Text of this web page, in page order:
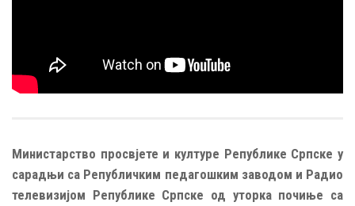
Министарство просвјете и културе Републике Српске у
сарадњи са Републичким педагошким заводом и Радио
телевизијом Републике Српске од уторка почиње са